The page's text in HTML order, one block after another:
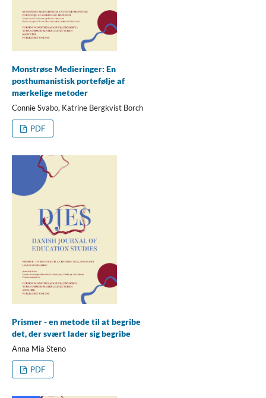
Monstrøse Medieringer: En
posthumanistisk portefølje af
mærkelige metoder
Connie Svabo, Katrine Bergkvist Borch
PDF
Prismer - en metode til at begribe
det, der svært lader sig begribe
Anna Mia Steno
PDF